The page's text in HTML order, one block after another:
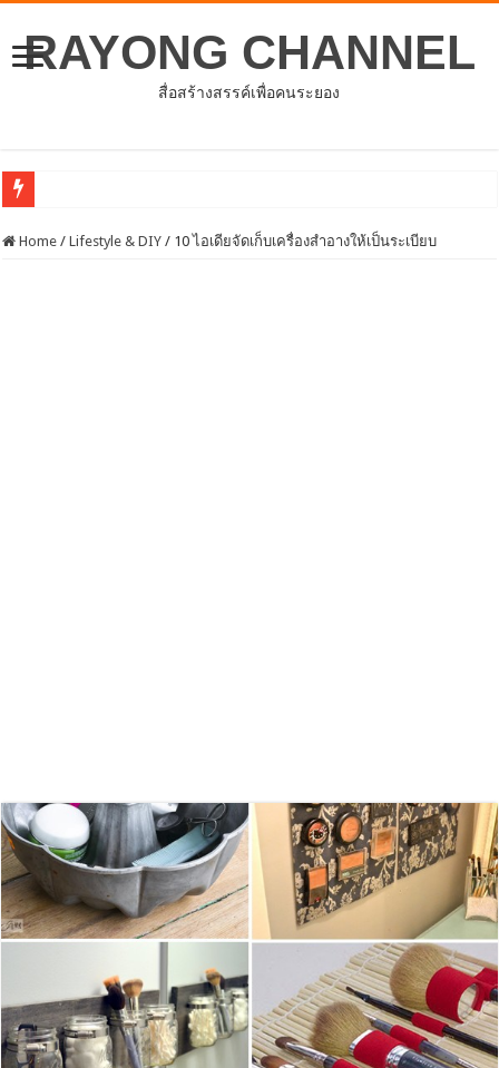
RAYONG CHANNEL
สื่อสร้างสรรค์เพื่อคนระยอง
Home / Lifestyle & DIY / 10 ไอเดียจัดเก็บเครื่องสำอางให้เป็นระเบียบ